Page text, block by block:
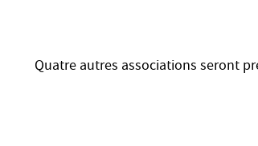
Quatre autres associations seront